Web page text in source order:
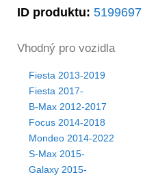
ID produktu: 5199697
Vhodný pro vozidla
Fiesta 2013-2019
Fiesta 2017-
B-Max 2012-2017
Focus 2014-2018
Mondeo 2014-2022
S-Max 2015-
Galaxy 2015-